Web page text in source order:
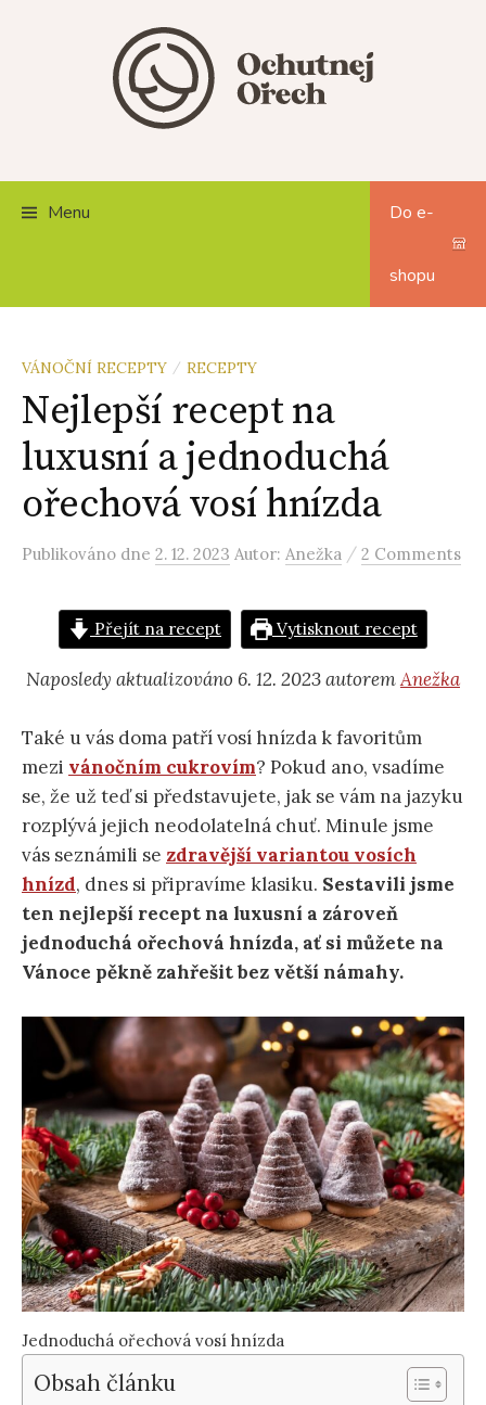
Menu Do e-
shopu
VÁNOČNÍ RECEPTY / RECEPTY
Nejlepší recept na
luxusní a jednoduchá
ořechová vosí hnízda
Publikováno dne 2. 12. 2023 Autor: Anežka / 2 Comments
Přejít na recept Vytisknout recept
Naposledy aktualizováno 6. 12. 2023 autoremAnežka
Také u vás doma patří vosí hnízda k favoritům
mezi vánočním cukrovím? Pokud ano, vsadíme
se, že už teď si představujete, jak se vám na jazyku
rozplývá jejich neodolatelná chuť. Minule jsme
vás seznámili se zdravější variantou vosích
hnízd, dnes si připravíme klasiku. Sestavili jsme
ten nejlepší recept na luxusní a zároveň
jednoduchá ořechová hnízda, ať si můžete na
Vánoce pěkně zahřešit bez větší námahy.
Jednoduchá ořechová vosí hnízda
Obsah článku